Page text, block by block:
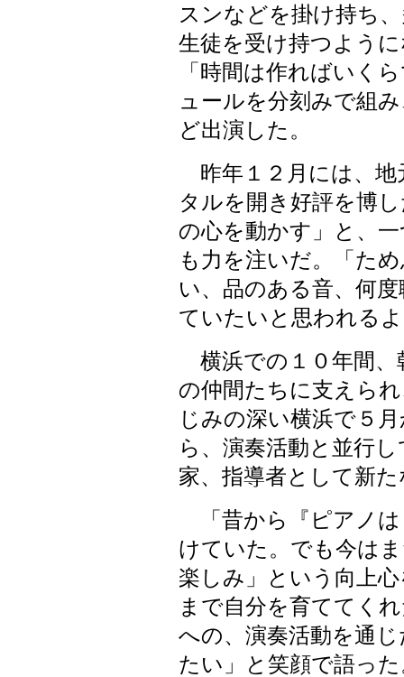
スンなどを掛け持ち
生徒を受け持つよう
「時間は作ればいく
ュールを分刻みで組
ど出演した。
昨年１２月には、地
タルを開き好評を博
の心を動かす」と、
も力を注いだ。「た
い、品のある音、何
ていたいと思われる
横浜での１０年間、
の仲間たちに支えら
じみの深い横浜で５
ら、演奏活動と並行
家、指導者として新
「昔から『ピアノは
けていた。でも今は
楽しみ」という向上
まで自分を育ててく
への、演奏活動を通
たい」と笑顔で語っ